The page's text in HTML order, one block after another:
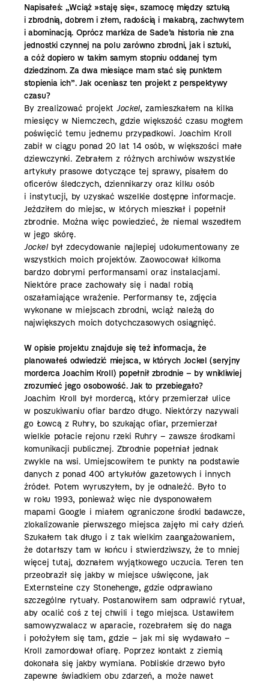
Napisałeś: „Wciąż »staję się«, szamocę między sztuką
i zbrodnią, dobrem i złem, radością i makabrą, zachwytem
i abominacją. Oprócz markiza de Sade’a historia nie zna
jednostki czynnej na polu zarówno zbrodni, jak i sztuki,
a cóż dopiero w takim samym stopniu oddanej tym
dziedzinom. Za dwa miesiące mam stać się punktem
stopienia ich”. Jak oceniasz ten projekt z perspektywy
czasu?
By zrealizować projekt Jockel, zamieszkałem na kilka
miesięcy w Niemczech, gdzie większość czasu mogłem
poświęcić temu jednemu przypadkowi. Joachim Kroll
zabił w ciągu ponad 20 lat 14 osób, w większości małe
dziewczynki. Zebrałem z różnych archiwów wszystkie
artykuły prasowe dotyczące tej sprawy, pisałem do
oficerów śledczych, dziennikarzy oraz kilku osób
i instytucji, by uzyskać wszelkie dostępne informacje.
Jeździłem do miejsc, w których mieszkał i popełnił
zbrodnie. Można więc powiedzieć, że niemal wszedłem
w jego skórę.
Jockelbył zdecydowanie najlepiej udokumentowany ze
wszystkich moich projektów. Zaowocował kilkoma
bardzo dobrymi performansami oraz instalacjami.
Niektóre prace zachowały się i nadal robią
oszałamiające wrażenie. Performansy te, zdjęcia
wykonane w miejscach zbrodni, wciąż należą do
największych moich dotychczasowych osiągnięć.
W opisie projektu znajduje się też informacja, że
planowałeś odwiedzić miejsca, w których Jockel (seryjny
morderca Joachim Kroll) popełnił zbrodnie – by wnikliwiej
zrozumieć jego osobowość. Jak to przebiegało?
Joachim Kroll był mordercą, który przemierzał ulice
w poszukiwaniu ofiar bardzo długo. Niektórzy nazywali
go Łowcą z Ruhry, bo szukając ofiar, przemierzał
wielkie połacie rejonu rzeki Ruhry – zawsze środkami
komunikacji publicznej. Zbrodnie popełniał jednak
zwykle na wsi. Umiejscowiłem te punkty na podstawie
danych z ponad 400 artykułów gazetowych i innych
źródeł. Potem wyruszyłem, by je odnaleźć. Było to
w roku 1993, ponieważ więc nie dysponowałem
mapami Google i miałem ograniczone środki badawcze,
zlokalizowanie pierwszego miejsca zajęło mi cały dzień.
Szukałem tak długo i z tak wielkim zaangażowaniem,
że dotarłszy tam w końcu i stwierdziwszy, że to mniej
więcej tutaj, doznałem wyjątkowego uczucia. Teren ten
przeobraził się jakby w miejsce uświęcone, jak
Externsteine czy Stonehenge, gdzie odprawiano
szczególne rytuały. Postanowiłem sam odprawić rytuał,
aby ocalić coś z tej chwili i tego miejsca. Ustawiłem
samowyzwalacz w aparacie, rozebrałem się do naga
i położyłem się tam, gdzie – jak mi się wydawało –
Kroll zamordował ofiarę. Poprzez kontakt z ziemią
dokonała się jakby wymiana. Pobliskie drzewo było
zapewne świadkiem obu zdarzeń, a może nawet